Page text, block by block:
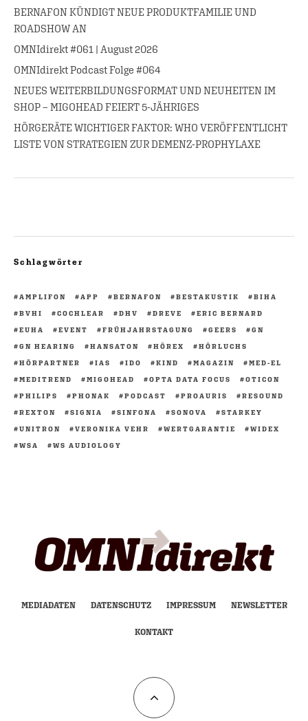
BERNAFON KÜNDIGT NEUE PRODUKTFAMILIE UND
ROADSHOW AN
OMNIdirekt #061 | August 2026
OMNIdirekt Podcast Folge #064
NEUES WEITERBILDUNGSFORMAT UND NEUHEITEN IM
SHOP – MIGOHEAD FEIERT 5-JÄHRIGES
HÖRGERÄTE WICHTIGER FAKTOR: WHO VERÖFFENTLICHT
LISTE VON STRATEGIEN ZUR DEMENZ-PROPHYLAXE
Schlagwörter
AMPLIFON APP BERNAFON BESTAKUSTIK
BIHA
BVHI
COCHLEAR DHV DREVE
ERIC BERNARD
EUHA
EVENT FRÜHJAHRSTAGUNG GEERS
GN
GN HEARING
HANSATON HÖREX
HÖRLUCHS
HÖRPARTNER
IAS IDO KIND MAGAZIN
MED-EL
MEDITREND
MIGOHEAD OPTA DATA FOCUS
OTICON
PHILIPS
PHONAK PODCAST PROAURIS
RESOUND
REXTON
SIGNIA SINFONA SONOVA
STARKEY
UNITRON
VERONIKA VEHR WERTGARANTIE
WIDEX
WSA
WS AUDIOLOGY
MEDIADATEN DATENSCHUTZ IMPRESSUM NEWSLETTER
KONTAKT